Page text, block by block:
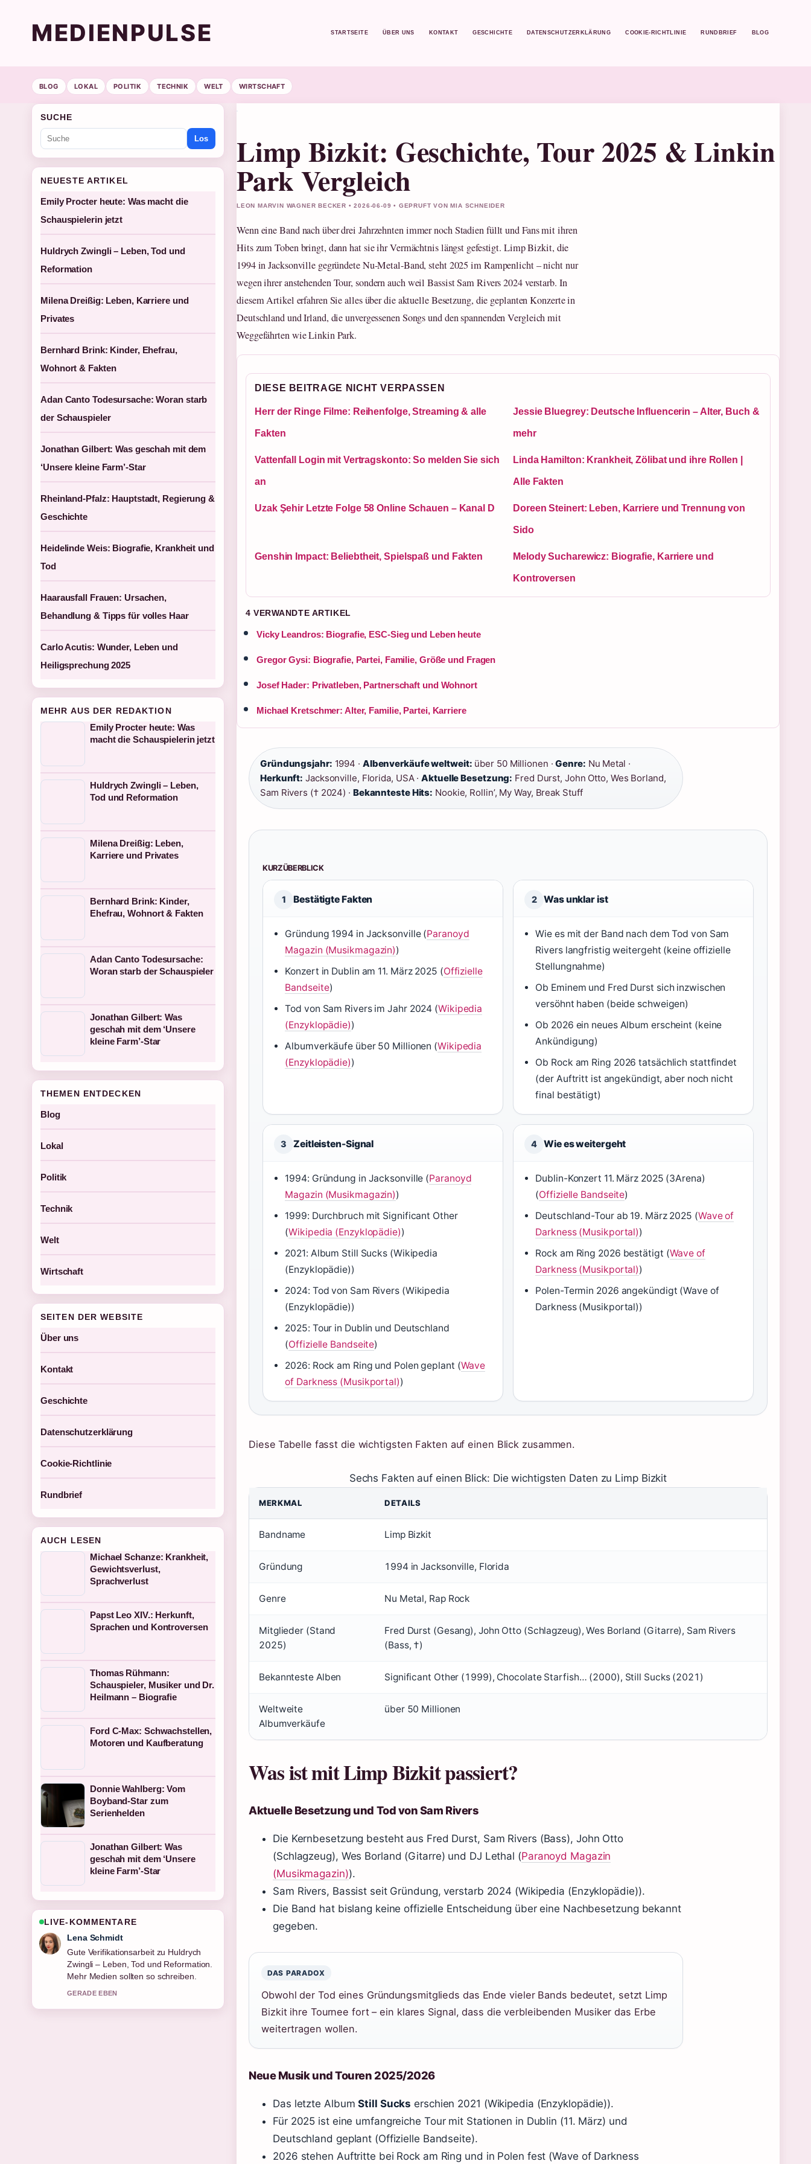
MEDIENPULSE STARTSEITE ÜBER UNS KONTAKT GESCHICHTE DATENSCHUTZERKLÄRUNG COOKIE-RICHTLINIE RUNDBRIEF BLOG
BLOG LOKAL POLITIK TECHNIK WELT WIRTSCHAFT
Limp Bizkit: Geschichte, Tour 2025 & Linkin
Park Vergleich
LEON MARVIN WAGNER BECKER • 2026-06-09 • GEPRUFT VON MIA SCHNEIDER
Wenn eine Band nach über drei Jahrzehnten immer noch Stadien füllt und Fans mit ihren
Hits zum Toben bringt, dann hat sie ihr Vermächtnis längst gefestigt. Limp Bizkit, die
1994 in Jacksonville gegründete Nu-Metal-Band, steht 2025 im Rampenlicht – nicht nur
wegen ihrer anstehenden Tour, sondern auch weil Bassist Sam Rivers 2024 verstarb. In
diesem Artikel erfahren Sie alles über die aktuelle Besetzung, die geplanten Konzerte in
Deutschland und Irland, die unvergessenen Songs und den spannenden Vergleich mit
Weggefährten wie Linkin Park.
DIESE BEITRAGE NICHT VERPASSEN
Herr der Ringe Filme: Reihenfolge, Streaming & alle
Fakten
Jessie Bluegrey: Deutsche Influencerin – Alter, Buch &
mehr
Vattenfall Login mit Vertragskonto: So melden Sie sich
an
Linda Hamilton: Krankheit, Zölibat und ihre Rollen |
Alle Fakten
Uzak Şehir Letzte Folge 58 Online Schauen – Kanal D Doreen Steinert: Leben, Karriere und Trennung von
Sido
Genshin Impact: Beliebtheit, Spielspaß und Fakten Melody Sucharewicz: Biografie, Karriere und
Kontroversen
4 VERWANDTE ARTIKEL
Vicky Leandros: Biografie, ESC-Sieg und Leben heute
Gregor Gysi: Biografie, Partei, Familie, Größe und Fragen
Josef Hader: Privatleben, Partnerschaft und Wohnort
Michael Kretschmer: Alter, Familie, Partei, Karriere
Gründungsjahr: 1994 · Albenverkäufe weltweit: über 50 Millionen ·Genre: Nu Metal ·
Herkunft: Jacksonville, Florida, USA ·Aktuelle Besetzung: Fred Durst, John Otto, Wes Borland,
Sam Rivers († 2024) · Bekannteste Hits: Nookie, Rollin’, My Way, Break Stuff
KURZÜBERBLICK
1 Bestätigte Fakten
Gründung 1994 in Jacksonville (Paranoyd
Magazin (Musikmagazin))
Konzert in Dublin am 11. März 2025 (Offizielle
Bandseite)
Tod von Sam Rivers im Jahr 2024 (Wikipedia
(Enzyklopädie))
Albumverkäufe über 50 Millionen (Wikipedia
(Enzyklopädie))
2 Was unklar ist
Wie es mit der Band nach dem Tod von Sam
Rivers langfristig weitergeht (keine offizielle
Stellungnahme)
Ob Eminem und Fred Durst sich inzwischen
versöhnt haben (beide schweigen)
Ob 2026 ein neues Album erscheint (keine
Ankündigung)
Ob Rock am Ring 2026 tatsächlich stattfindet
(der Auftritt ist angekündigt, aber noch nicht
final bestätigt)
3 Zeitleisten-Signal
1994: Gründung in Jacksonville (Paranoyd
Magazin (Musikmagazin))
1999: Durchbruch mit Significant Other
(Wikipedia (Enzyklopädie))
2021: Album Still Sucks (Wikipedia
(Enzyklopädie))
2024: Tod von Sam Rivers (Wikipedia
(Enzyklopädie))
2025: Tour in Dublin und Deutschland
(Offizielle Bandseite)
2026: Rock am Ring und Polen geplant (Wave
of Darkness (Musikportal))
4 Wie es weitergeht
Dublin-Konzert 11. März 2025 (3Arena)
(Offizielle Bandseite)
Deutschland-Tour ab 19. März 2025 (Wave of
Darkness (Musikportal))
Rock am Ring 2026 bestätigt (Wave of
Darkness (Musikportal))
Polen-Termin 2026 angekündigt (Wave of
Darkness (Musikportal))
Diese Tabelle fasst die wichtigsten Fakten auf einen Blick zusammen.
Sechs Fakten auf einen Blick: Die wichtigsten Daten zu Limp Bizkit
MERKMAL DETAILS
Bandname Limp Bizkit
Gründung 1994 in Jacksonville, Florida
Genre Nu Metal, Rap Rock
Mitglieder (Stand
2025)
Fred Durst (Gesang), John Otto (Schlagzeug), Wes Borland (Gitarre), Sam Rivers
(Bass, †)
Bekannteste Alben Significant Other (1999), Chocolate Starfish… (2000), Still Sucks (2021)
Weltweite
Albumverkäufe
über 50 Millionen
Was ist mit Limp Bizkit passiert?
Aktuelle Besetzung und Tod von Sam Rivers
Die Kernbesetzung besteht aus Fred Durst, Sam Rivers (Bass), John Otto
(Schlagzeug), Wes Borland (Gitarre) und DJ Lethal (Paranoyd Magazin
(Musikmagazin)).
Sam Rivers, Bassist seit Gründung, verstarb 2024 (Wikipedia (Enzyklopädie)).
Die Band hat bislang keine offizielle Entscheidung über eine Nachbesetzung bekannt
gegeben.
DAS PARADOX
Obwohl der Tod eines Gründungsmitglieds das Ende vieler Bands bedeutet, setzt Limp
Bizkit ihre Tournee fort – ein klares Signal, dass die verbleibenden Musiker das Erbe
weitertragen wollen.
Neue Musik und Touren 2025/2026
Das letzte AlbumStill Sucks erschien 2021 (Wikipedia (Enzyklopädie)).
Für 2025 ist eine umfangreiche Tour mit Stationen in Dublin (11. März) und
Deutschland geplant (Offizielle Bandseite).
2026 stehen Auftritte bei Rock am Ring und in Polen fest (Wave of Darkness
SUCHE
Los
NEUESTE ARTIKEL
Emily Procter heute: Was macht die
Schauspielerin jetzt
Huldrych Zwingli – Leben, Tod und
Reformation
Milena Dreißig: Leben, Karriere und
Privates
Bernhard Brink: Kinder, Ehefrau,
Wohnort & Fakten
Adan Canto Todesursache: Woran starb
der Schauspieler
Jonathan Gilbert: Was geschah mit dem
‘Unsere kleine Farm’-Star
Rheinland-Pfalz: Hauptstadt, Regierung &
Geschichte
Heidelinde Weis: Biografie, Krankheit und
Tod
Haarausfall Frauen: Ursachen,
Behandlung & Tipps für volles Haar
Carlo Acutis: Wunder, Leben und
Heiligsprechung 2025
MEHR AUS DER REDAKTION
Emily Procter heute: Was
macht die Schauspielerin jetzt
Huldrych Zwingli – Leben,
Tod und Reformation
Milena Dreißig: Leben,
Karriere und Privates
Bernhard Brink: Kinder,
Ehefrau, Wohnort & Fakten
Adan Canto Todesursache:
Woran starb der Schauspieler
Jonathan Gilbert: Was
geschah mit dem ‘Unsere
kleine Farm’-Star
THEMEN ENTDECKEN
Blog
Lokal
Politik
Technik
Welt
Wirtschaft
SEITEN DER WEBSITE
Über uns
Kontakt
Geschichte
Datenschutzerklärung
Cookie-Richtlinie
Rundbrief
AUCH LESEN
Michael Schanze: Krankheit,
Gewichtsverlust,
Sprachverlust
Papst Leo XIV.: Herkunft,
Sprachen und Kontroversen
Thomas Rühmann:
Schauspieler, Musiker und Dr.
Heilmann – Biografie
Ford C-Max: Schwachstellen,
Motoren und Kaufberatung
Donnie Wahlberg: Vom
Boyband-Star zum
Serienhelden
Jonathan Gilbert: Was
geschah mit dem ‘Unsere
kleine Farm’-Star
LIVE-KOMMENTARE
Felix Meyer
Starke Einordnung zu Milena Dreißig:
Leben, Karriere und Privates. Das ist
die klarste Zusammenfassung, die ich